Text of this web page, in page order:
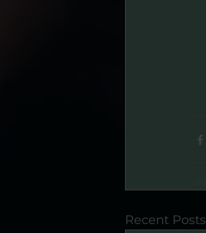
Recent Posts